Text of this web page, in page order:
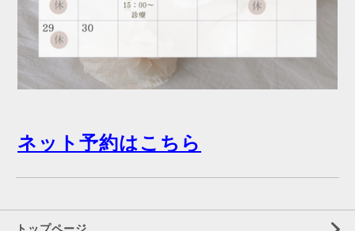
ネット予約はこちら